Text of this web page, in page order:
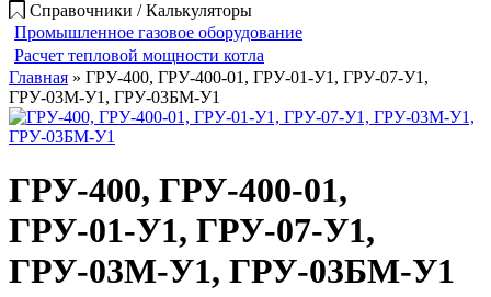
Справочники / Калькуляторы
Промышленное газовое оборудование
Расчет тепловой мощности котла
Главная » ГРУ-400, ГРУ-400-01, ГРУ-01-У1, ГРУ-07-У1,
ГРУ-03М-У1, ГРУ-03БМ-У1
ГРУ-400, ГРУ-400-01,
ГРУ-01-У1, ГРУ-07-У1,
ГРУ-03М-У1, ГРУ-03БМ-У1